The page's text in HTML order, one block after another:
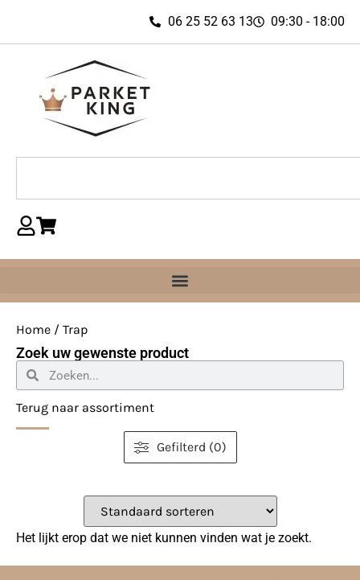
06 25 52 63 13 09:30 - 18:00
Home / Trap
Zoek uw gewenste product
Terug naar assortiment
Gefilterd (0)
Het lijkt erop dat we niet kunnen vinden wat je zoekt.